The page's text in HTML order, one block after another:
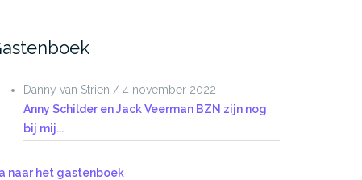
Danny van Strien / 4 november 2022
Anny Schilder en Jack Veerman BZN zijn nog
bij mij...
naar het gastenboek